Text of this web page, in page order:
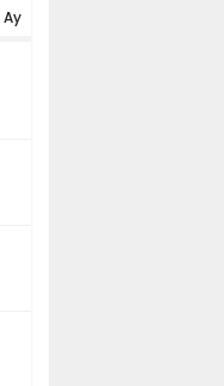
Ay